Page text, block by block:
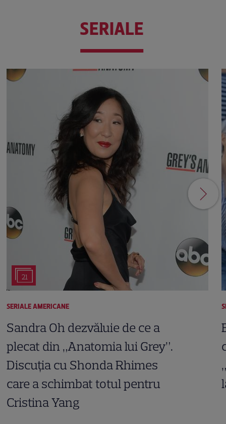
SERIALE
21
SERIALE AMERICANE
Sandra Oh dezvăluie de ce a
plecat din „Anatomia lui Grey”.
Discuția cu Shonda Rhimes
care a schimbat totul pentru
Cristina Yang